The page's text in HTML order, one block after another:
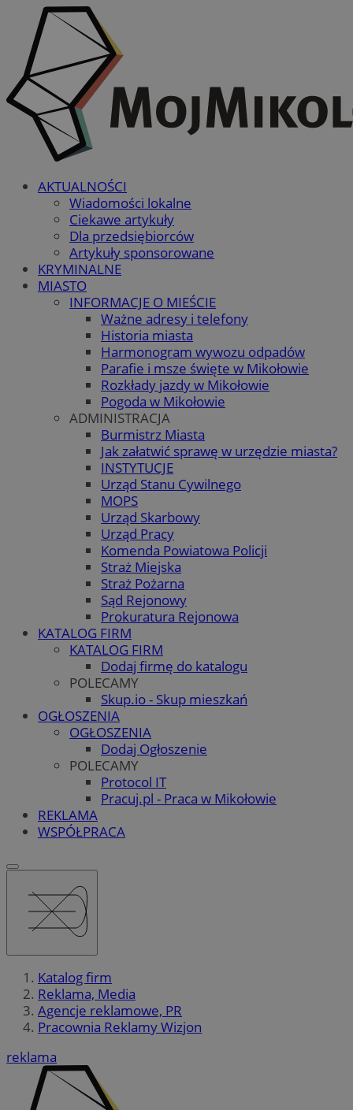
AKTUALNOŚCI
Wiadomości lokalne
Ciekawe artykuły
Dla przedsiębiorców
Artykuły sponsorowane
KRYMINALNE
MIASTO
INFORMACJE O MIEŚCIE
Ważne adresy i telefony
Historia miasta
Harmonogram wywozu odpadów
Parafie i msze święte w Mikołowie
Rozkłady jazdy w Mikołowie
Pogoda w Mikołowie
ADMINISTRACJA
Burmistrz Miasta
Jak załatwić sprawę w urzędzie miasta?
INSTYTUCJE
Urząd Stanu Cywilnego
MOPS
Urząd Skarbowy
Urząd Pracy
Komenda Powiatowa Policji
Straż Miejska
Straż Pożarna
Sąd Rejonowy
Prokuratura Rejonowa
KATALOG FIRM
KATALOG FIRM
Dodaj firmę do katalogu
POLECAMY
Skup.io - Skup mieszkań
OGŁOSZENIA
OGŁOSZENIA
Dodaj Ogłoszenie
POLECAMY
Protocol IT
Pracuj.pl - Praca w Mikołowie
REKLAMA
WSPÓŁPRACA
Katalog firm
Reklama, Media
Agencje reklamowe, PR
Pracownia Reklamy Wizjon
reklama